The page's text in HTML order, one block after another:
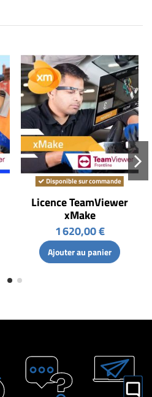
Disponible sur commande
Licence TeamViewer
xMake
1 620,00 €
Ajouter au panier